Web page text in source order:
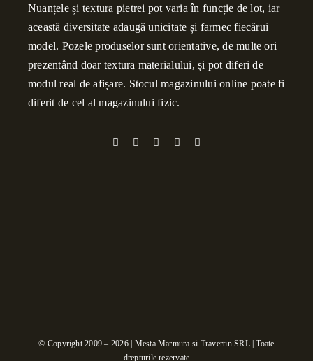
Nuanțele și textura pietrei pot varia în funcție de lot, iar
această diversitate adaugă unicitate și farmec fiecărui
model. Pozele produselor sunt orientative, de multe ori
prezentând doar textura materialului, și pot diferi de
modul real de afișare. Stocul magazinului online poate fi
diferit de cel al magazinului fizic.
© Copyright 2009 – 2026 | Mesta Marmura si Travertin SRL | Toate
drepturile rezervate